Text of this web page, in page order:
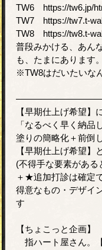
TW6 https://tw6.jp/
TW7 https://tw7.t-
TW8 https://tw8.t-
普段みかける、あん
も、たまにあります。
※TW8はだいたいな
【早期仕上げ希望】
「なるべく早く納
塗りの簡略化＋前倒
【早期仕上げ希望】
(不得手な要素があ
＋★追加打診は確定
得意なもの・デザイ
す
【ちょこっと企画】
指ハート屋さん。